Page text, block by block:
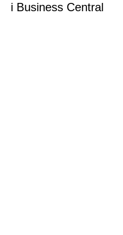
i Business Central